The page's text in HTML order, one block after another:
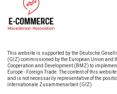
This website is supported by the Deutsche
(GIZ) commissioned by the European Union and
Cooperation and Development (BMZ) to
Europe - Foreign Trade. The content of this
and is not necessarily representative of the
Internationale Zusammenarbeit (GIZ).